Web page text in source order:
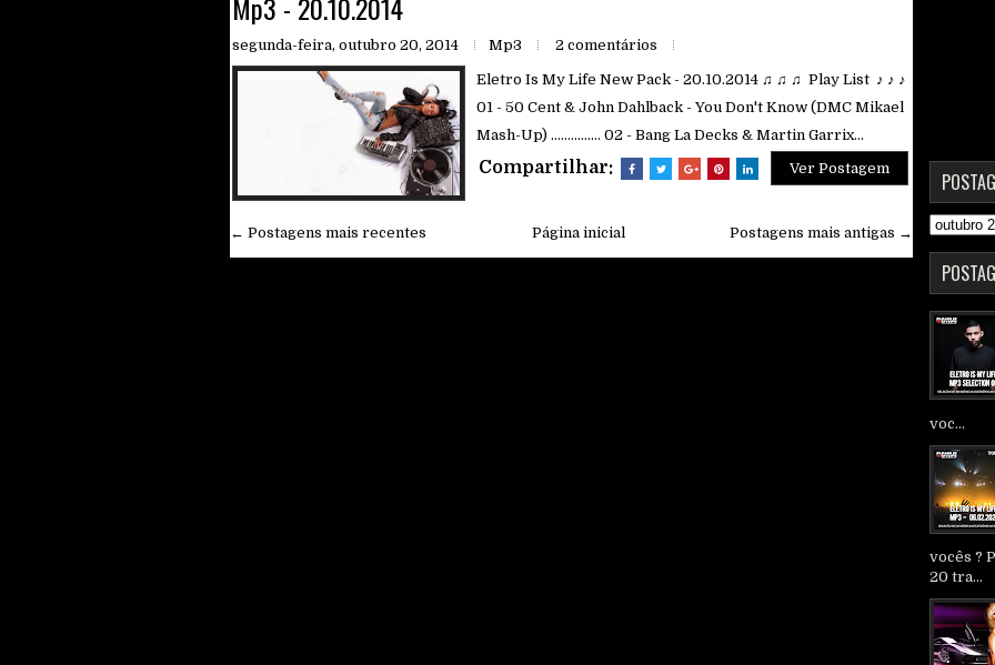
segunda-feira, outubro 20, 2014 Mp3 2 comentários
Eletro Is My Life New Pack - 20.10.2014 ♫ ♫ ♫ Play List ♪ ♪ ♪
01 - 50 Cent & John Dahlback - You Don't Know (DMC Mikael
Mash-Up) ............... 02 - Bang La Decks & Martin Garrix...
Ver Postagem
Compartilhar:
← Postagens mais recentes Postagens mais antigas →
Página inicial
voc...
vocês ?
20 tra...